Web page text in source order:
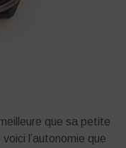
que sa petite
l’autonomie que